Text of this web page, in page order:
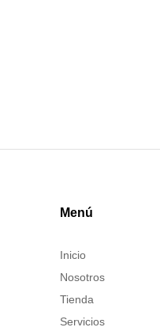
Menú
Inicio
Nosotros
Tienda
Servicios